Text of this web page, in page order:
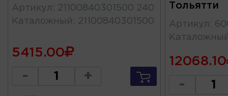
Артикул : 21100840301500 240
Каталожный : 21100840301500
5415.00
- +
Тольятти
Артикул :
12068.10
-